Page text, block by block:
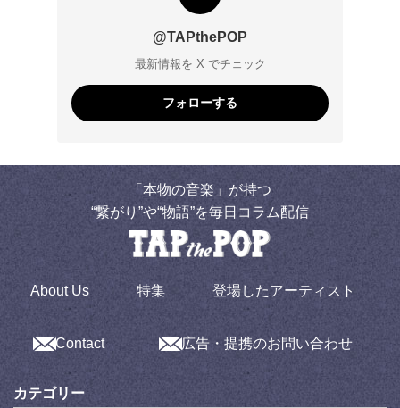
@TAPthePOP
最新情報を X でチェック
フォローする
「本物の音楽」が持つ
“繋がり”や“物語”を毎日コラム配信
About Us 特集 登場したアーティスト
Contact 広告・提携のお問い合わせ
カテゴリー